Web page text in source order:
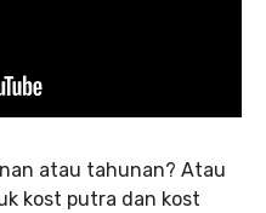
atau tahunan? Atau
kost putra dan kost